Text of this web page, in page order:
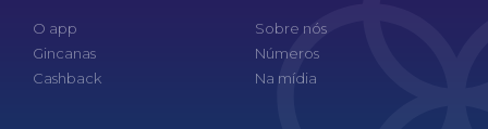
O app
Gincanas
Cashback
Sobre nós
Números
Na mídia